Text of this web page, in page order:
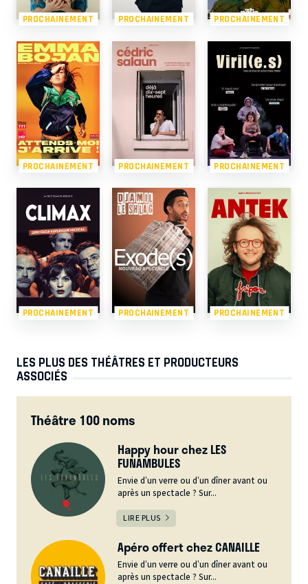
PROCHAINEMENT PROCHAINEMENT PROCHAINEMENT
PROCHAINEMENT PROCHAINEMENT PROCHAINEMENT
PROCHAINEMENT PROCHAINEMENT PROCHAINEMENT
LES PLUS DES THÉÂTRES ET PRODUCTEURS
ASSOCIÉS
Théâtre 100 noms
Happy hour chez LES
FUNAMBULES
Envie d’un verre ou d’un dîner avant ou
après un spectacle ? Sur...
LIRE PLUS
Apéro offert chez CANAILLE
Envie d’un verre ou d’un dîner avant ou
après un spectacle ? Sur...